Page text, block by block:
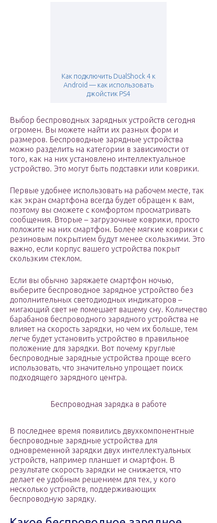
Как подключить DualShock 4 к
Android — как использовать
джойстик PS4
Выбор беспроводных зарядных устройств сегодня
огромен. Вы можете найти их разных форм и
размеров. Беспроводные зарядные устройства
можно разделить на категории в зависимости от
того, как на них установлено интеллектуальное
устройство. Это могут быть подставки или коврики.
Первые удобнее использовать на рабочем месте, так
как экран смартфона всегда будет обращен к вам,
поэтому вы сможете с комфортом просматривать
сообщения. Вторые – загрузочные коврики, просто
положите на них смартфон. Более мягкие коврики с
резиновым покрытием будут менее скользкими. Это
важно, если корпус вашего устройства покрыт
скользким стеклом.
Если вы обычно заряжаете смартфон ночью,
выберите беспроводное зарядное устройство без
дополнительных светодиодных индикаторов –
мигающий свет не помешает вашему сну. Количество
барабанов беспроводного зарядного устройства не
влияет на скорость зарядки, но чем их больше, тем
легче будет установить устройство в правильное
положение для зарядки. Вот почему круглые
беспроводные зарядные устройства проще всего
использовать, что значительно упрощает поиск
подходящего зарядного центра.
Беспроводная зарядка в работе
В последнее время появились двухкомпонентные
беспроводные зарядные устройства для
одновременной зарядки двух интеллектуальных
устройств, например планшет и смартфон. В
результате скорость зарядки не снижается, что
делает ее удобным решением для тех, у кого
несколько устройств, поддерживающих
беспроводную зарядку.